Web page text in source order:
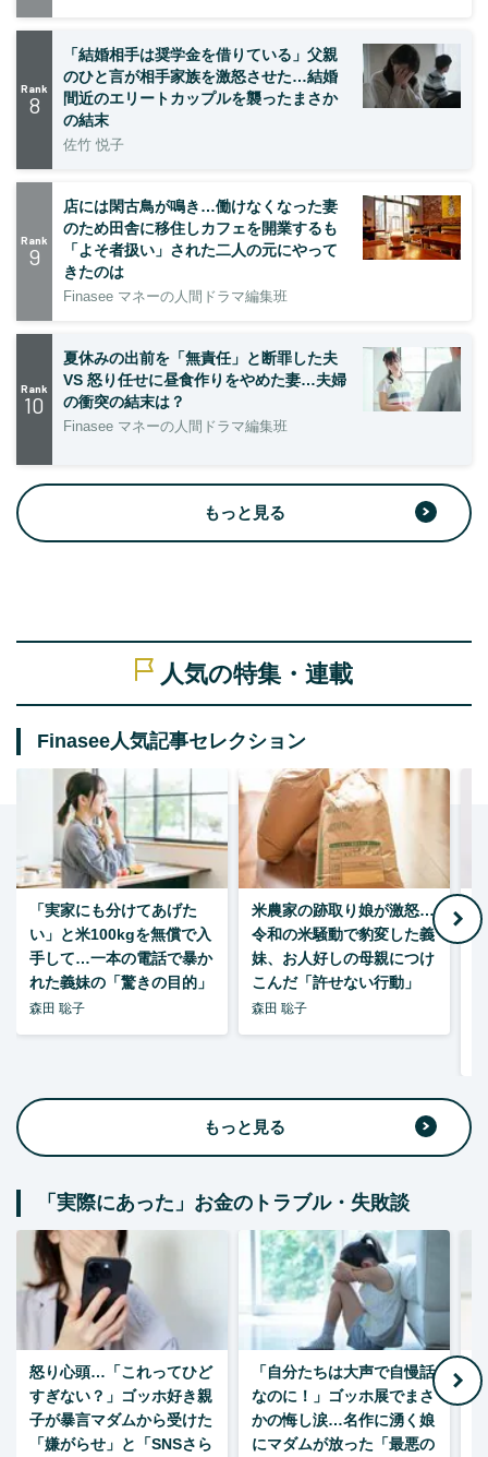
Rank
8
「結婚相手は奨学金を借りている」父親
のひと言が相手家族を激怒させた…結婚
間近のエリートカップルを襲ったまさか
の結末
佐竹 悦子
Rank
9
店には閑古鳥が鳴き…働けなくなった妻
のため田舎に移住しカフェを開業するも
「よそ者扱い」された二人の元にやって
きたのは
Finasee マネーの人間ドラマ編集班
Rank
10
夏休みの出前を「無責任」と断罪した夫
VS 怒り任せに昼食作りをやめた妻…夫婦
の衝突の結末は？
Finasee マネーの人間ドラマ編集班
もっと見る
人気の特集・連載
Finasee人気記事セレクション
「実家にも分けてあげた
い」と米100kgを無償で入
手して…一本の電話で暴か
れた義妹の「驚きの目的」
森田 聡子
米農家の跡取り娘が激怒…
令和の米騒動で豹変した義
妹、お人好しの母親につけ
こんだ「許せない行動」
森田 聡子
もっと見る
「実際にあった」お金のトラブル・失敗談
怒り心頭…「これってひど
すぎない？」ゴッホ好き親
子が暴言マダムから受けた
「嫌がらせ」と「SNSさら
「自分たちは大声で自慢話
なのに！」ゴッホ展でまさ
かの悔し涙…名作に湧く娘
にマダムが放った「最悪の